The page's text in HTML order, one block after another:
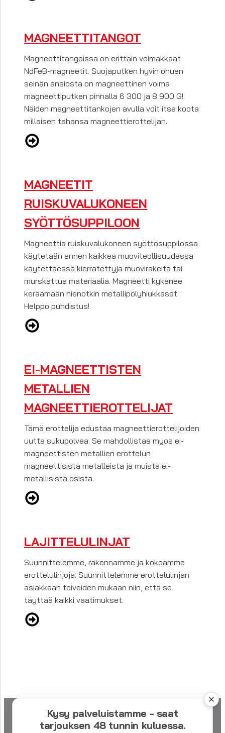
MAGNEETTITANGOT
Magneettitangoissa on erittäin voimakkaat
NdFeB-magneetit. Suojaputken hyvin ohuen
seinän ansiosta on magneettinen voima
magneettiputken pinnalla 6 300 ja 8 900 G!
Näiden magneettitankojen avulla voit itse koota
millaisen tahansa magneettierottelijan.
MAGNEETIT
RUISKUVALUKONEEN
SYÖTTÖSUPPILOON
Magneettia ruiskuvalukoneen syöttösuppilossa
käytetään ennen kaikkea muoviteollisuudessa
käytettäessä kierrätettyjä muovirakeita tai
murskattua materiaalia. Magneetti kykenee
keräämään hienotkin metallipölyhiukkaset.
Helppo puhdistus!
EI-MAGNEETTISTEN
METALLIEN
MAGNEETTIEROTTELIJAT
Tämä erottelija edustaa magneettierottelijoiden
uutta sukupolvea. Se mahdollistaa myös ei-
magneettisten metallien erottelun
magneettisista metalleista ja muista ei-
metallisista osista.
LAJITTELULINJAT
Suunnittelemme, rakennamme ja kokoamme
erottelulinjoja. Suunnittelemme erottelulinjan
asiakkaan toiveiden mukaan niin, että se
täyttää kaikki vaatimukset.
Kysy palveluistamme - saat
tarjouksen 48 tunnin kuluessa.